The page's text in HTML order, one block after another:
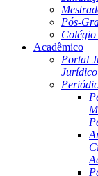
Pós-
Acadêmico
Portal